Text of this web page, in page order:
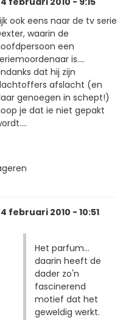
ook eens naar de tv serie
waarin de
een
is....
dat hij zijn
afslacht (en
genoegen in schept!)
je dat ie niet gepakt
februari 2010 - 10:51
Het parfum...
daarin heeft de
dader zo'n
fascinerend
motief dat het
geweldig werkt.